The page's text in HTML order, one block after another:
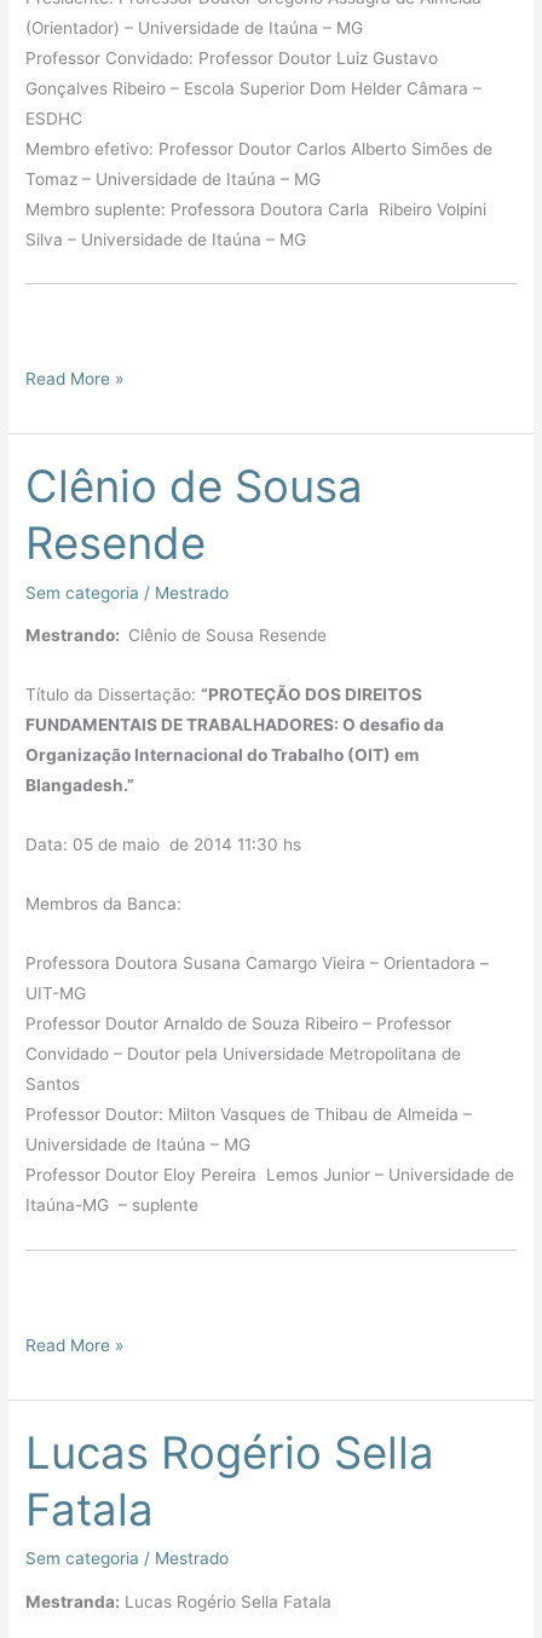
(Orientador) – Universidade de Itaúna – MG
Professor Convidado: Professor Doutor Luiz Gustavo
Gonçalves Ribeiro – Escola Superior Dom Helder Câmara –
ESDHC
Membro efetivo: Professor Doutor Carlos Alberto Simões de
Tomaz – Universidade de Itaúna – MG
Membro suplente: Professora Doutora Carla Ribeiro Volpini
Silva – Universidade de Itaúna – MG
Read More »
Clênio de Sousa
Resende
Sem categoria / Mestrado
Mestrando: Clênio de Sousa Resende
Título da Dissertação:“PROTEÇÃO DOS DIREITOS
FUNDAMENTAIS DE TRABALHADORES: O desafio da
Organização Internacional do Trabalho (OIT) em
Blangadesh.”
Data: 05 de maio de 2014 11:30 hs
Membros da Banca:
Professora Doutora Susana Camargo Vieira – Orientadora –
UIT-MG
Professor Doutor Arnaldo de Souza Ribeiro – Professor
Convidado – Doutor pela Universidade Metropolitana de
Santos
Professor Doutor: Milton Vasques de Thibau de Almeida –
Universidade de Itaúna – MG
Professor Doutor Eloy Pereira Lemos Junior – Universidade de
Itaúna-MG – suplente
Clênio
de
Sousa
Resende
Read More »
Lucas Rogério Sella
Fatala
Sem categoria / Mestrado
Mestranda: Lucas Rogério Sella Fatala
Lucas
Rogério
Sella
Fatala